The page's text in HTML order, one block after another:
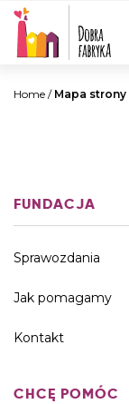
Home / Mapa strony
FUNDACJA
Sprawozdania
Jak pomagamy
Kontakt
CHCĘ POMÓC